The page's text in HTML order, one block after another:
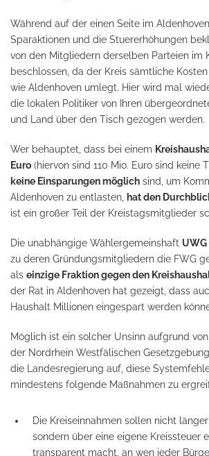
Während auf der einen Seite im
Sparaktionen und die Stuererhöhungen
von den Mitgliedern derselben Parteien im
beschlossen, da der Kreis sämtliche
wie Aldenhoven umlegt. Hier wird mal
die lokalen Politiker von Ihren
und Land über den Tisch gezogen werden.
Wer behauptet, dass bei einem
Euro (hiervon sind 110 Mio. Euro sind keine
keine Einsparungen möglich sind, um
Aldenhoven zu entlasten, hat den
ist ein großer Teil der Kreistagsmitglieder
Die unabhängige Wählergemeinshaft UWG
zu deren Gründungsmitgliedern die FWG
als einzige Fraktion gegen den
der Rat in Aldenhoven hat gezeigt, dass
Haushalt Millionen eingespart werden
Möglich ist ein solcher Unsinn aufgrund
der Nordrhein Westfälischen
die Landesregierung auf, diese
mindestens folgende Maßnahmen zu
Die Kreiseinnahmen sollen nicht
sondern über eine eigene Kreissteuer
transparent macht, an wen jeder